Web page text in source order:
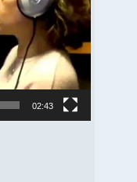
02:43